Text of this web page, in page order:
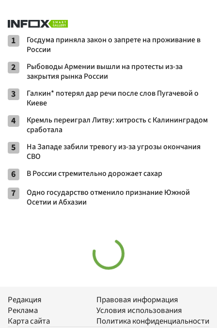
1
Госдума приняла закон о запрете на проживание в
России
2
Рыбоводы Армении вышли на протесты из-за
закрытия рынка России
3
Галкин* потерял дар речи после слов Пугачевой о
Киеве
4
Кремль переиграл Литву: хитрость с Калининградом
сработала
5
На Западе забили тревогу из-за угрозы окончания
СВО
6 В России стремительно дорожает сахар
7
Одно государство отменило признание Южной
Осетии и Абхазии
Редакция
Реклама
Карта сайта
Правовая информация
Условия использования
Политика конфиденциальности